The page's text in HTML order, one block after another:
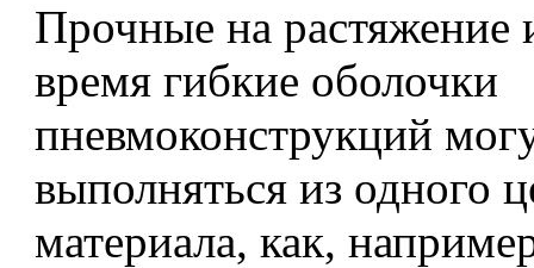
Прочные на растяжение
время гибкие оболочки
пневмоконструкций
выполняться из одного
материала, как,